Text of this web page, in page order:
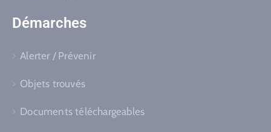
Démarches
Alerter / Prévenir
Objets trouvés
Documents téléchargeables